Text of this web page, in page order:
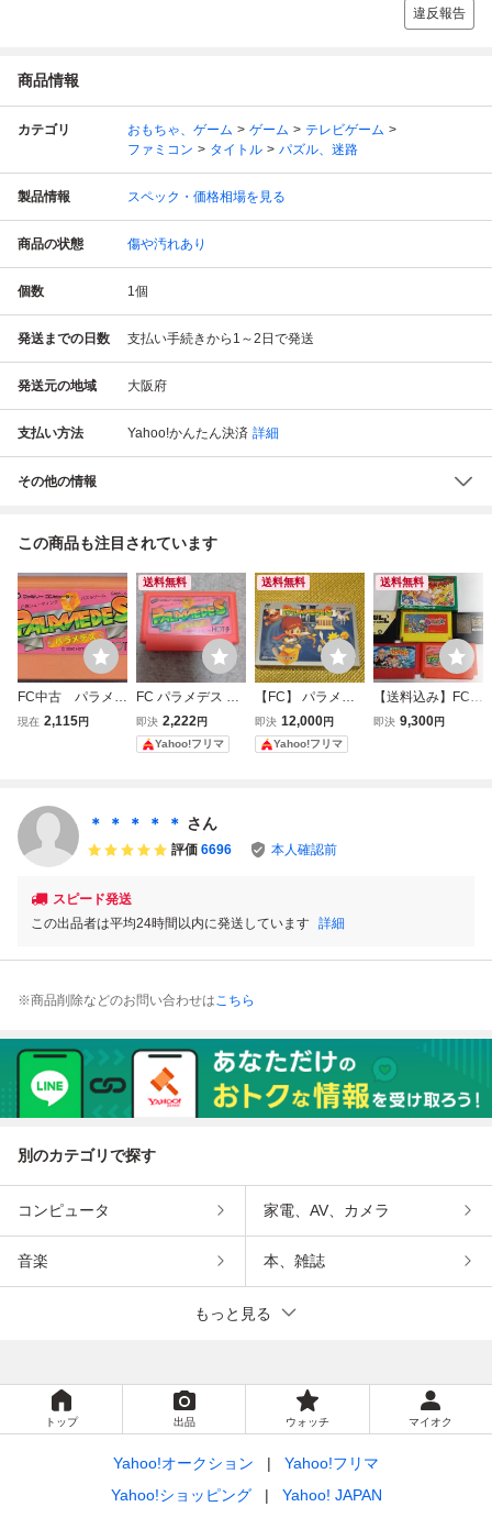
違反報告
商品情報
カテゴリ おもちゃ、ゲーム ゲーム
テレビゲーム
ファミコン
タイトル パズル、迷路
製品情報 スペック・価格相場を見る
商品の状態 傷や汚れあり
個数 1個
発送までの日数 支払い手続きから1～2日で発送
発送元の地域 大阪府
支払い方法 Yahoo!かんたん決済 詳細
その他の情報
この商品も注目されています
FC中古 パラメデ
ス（PALAMEDE
現在 2,115円
送料無料
FC パラメデス フ
ァミコン ソフトの
み PALAMEDES
即決 2,222円
Yahoo!フリマ
送料無料
【FC】 パラメデ
スII
即決 12,000円
Yahoo!フリマ
送料無料
【送料込み】FC
バナナ(箱説付き)
即決 9,300円
＊ ＊ ＊ ＊ ＊ さん
評価 6696 本人確認前
スピード発送
この出品者は平均24時間以内に発送しています 詳細
※商品削除などのお問い合わせはこちら
別のカテゴリで探す
コンピュータ 家電、AV、カメラ
音楽 本、雑誌
もっと見る
トップ 出品 ウォッチ マイオク
Yahoo!オークション
Yahoo!フリマ
Yahoo!ショッピング
Yahoo! JAPAN